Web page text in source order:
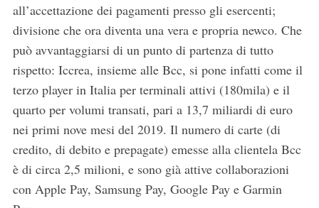
all’accettazione dei pagamenti presso gli esercenti;
divisione che ora diventa una vera e propria newco. Che
può avvantaggiarsi di un punto di partenza di tutto
rispetto: Iccrea, insieme alle Bcc, si pone infatti come il
terzo player in Italia per terminali attivi (180mila) e il
quarto per volumi transati, pari a 13,7 miliardi di euro
nei primi nove mesi del 2019. Il numero di carte (di
credito, di debito e prepagate) emesse alla clientela Bcc
è di circa 2,5 milioni, e sono già attive collaborazioni
con Apple Pay, Samsung Pay, Google Pay e Garmin